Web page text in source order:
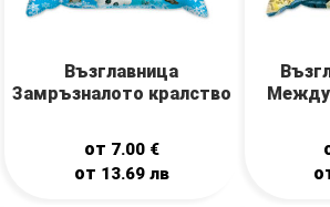
Възглавница
Замръзналото кралство
от 7.00 €
от 13.69 лв